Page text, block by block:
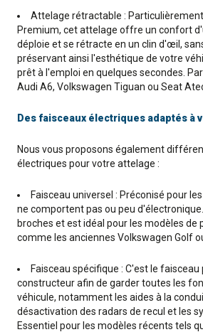
Attelage rétractable :
Premium, cet attelage offre un confort
déploie et se rétracte en un clin d'œil,
préservant ainsi l'esthétique de votre
prêt à l'emploi en quelques secondes.
Audi A6, Volkswagen Tiguan ou Seat
Des faisceaux électriques adaptés à
Nous vous proposons également
électriques pour votre attelage :
Faisceau universel : Préconisé pour
ne comportent pas ou peu
broches et est idéal pour les modèles de
comme les anciennes Volkswagen Golf
Faisceau spécifique : C'est le faisceau
constructeur afin de garder toutes les
véhicule, notamment les aides à la
désactivation des radars de recul et les
Essentiel pour les modèles récents tels